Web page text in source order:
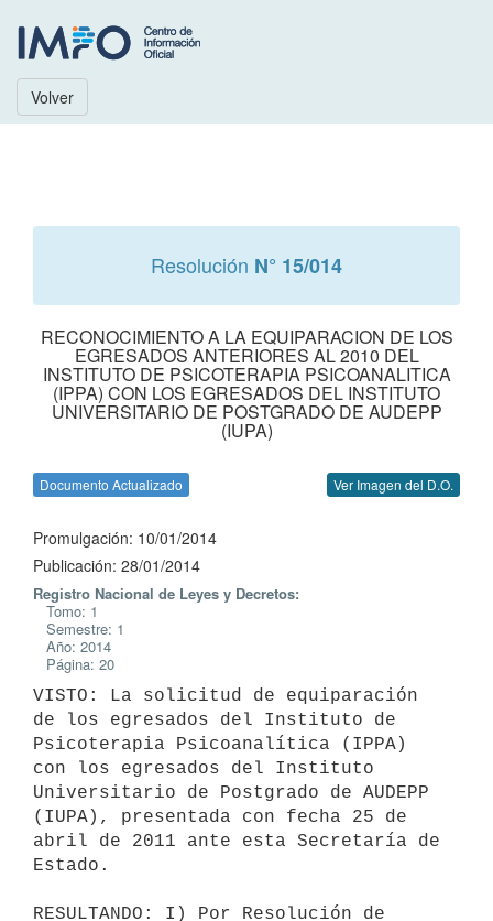
Volver
Resolución N° 15/014
RECONOCIMIENTO A LA EQUIPARACION DE LOS
EGRESADOS ANTERIORES AL 2010 DEL
INSTITUTO DE PSICOTERAPIA PSICOANALITICA
(IPPA) CON LOS EGRESADOS DEL INSTITUTO
UNIVERSITARIO DE POSTGRADO DE AUDEPP
(IUPA)
Documento Actualizado Ver Imagen del D.O.
Promulgación: 10/01/2014
Publicación: 28/01/2014
Registro Nacional de Leyes y Decretos:
Tomo: 1
Semestre: 1
Año: 2014
Página: 20
VISTO: La solicitud de equiparación
de los egresados del Instituto de
Psicoterapia Psicoanalítica (IPPA)
con los egresados del Instituto
Universitario de Postgrado de AUDEPP
(IUPA), presentada con fecha 25 de
abril de 2011 ante esta Secretaría de
Estado.
RESULTANDO: I) Por Resolución de